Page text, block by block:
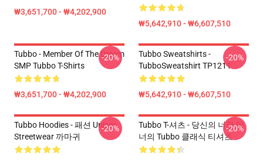
₩3,651,700 - ₩4,202,900
₩5,642,910 - ₩6,607,510
Tubbo - Member Of The Dream
SMP Tubbo T-Shirts
₩3,651,700 - ₩4,202,900
-20%
Tubbo Sweatshirts -
TubboSweatshirt TP1211
₩5,642,910 - ₩6,607,510
-20%
Tubbo Hoodies - 패션 Unisex
Streetwear 까마귀
-20%
Tubbo T-셔츠 - 당신의 너무 및
너의 Tubbo 클래식 티셔츠
-20%